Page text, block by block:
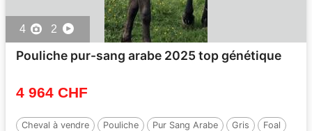
4 2
Pouliche pur-sang arabe 2025 top génétique
4 964 CHF
Cheval à vendre Pouliche Pur Sang Arabe Gris
Foal